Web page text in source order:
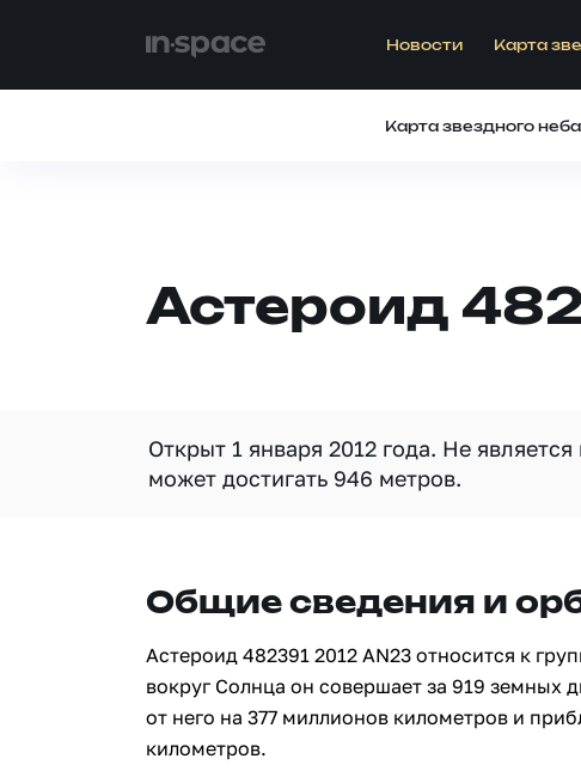
Новости Карта
Карта звездного
Астероид
Открыт 1 января 2012 года. Не
может достигать 946 метров.
Общие сведения и
Астероид 482391 2012 AN23 относится к
вокруг Солнца он совершает за 919 земных
от него на 377 миллионов километров и
километров.